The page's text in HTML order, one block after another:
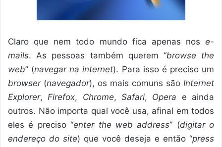
Claro que nem todo mundo fica apenas nos e-
mails. As pessoas também querem “browse the
web” (navegar na internet). Para isso é preciso um
browser(navegador), os mais comuns são Internet
Explorer,Firefox, Chrome,Safari, Opera e ainda
outros. Não importa qual você usa, afinal em todos
eles é preciso “enter the web address” (digitar o
endereço do site) que você deseja e então “press